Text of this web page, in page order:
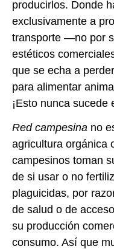
producirlos. Donde
exclusivamente a
transporte —no por
estéticos
que se echa a
para alimentar
¡Esto nunca sucede
Red campesina no
agricultura orgánica
campesinos toman
de si usar o no
plaguicidas, por
de salud o de
su producción
consumo. Así que